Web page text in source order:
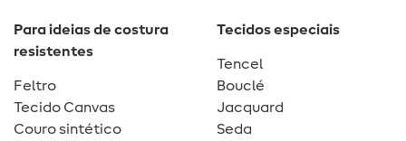
Para ideias de costura
resistentes
Feltro
Tecido Canvas
Couro sintético
Tecidos especiais
Tencel
Bouclé
Jacquard
Seda